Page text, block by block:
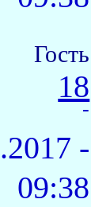
Гость
18
-
-
09:38